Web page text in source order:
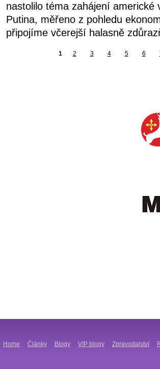
nastolilo téma zahájení
Putina, měřeno z pohledu
připojíme včerejší halasně
1 2 3 4 5 6
Home Články Blogy VIP blogy Zpravodajství